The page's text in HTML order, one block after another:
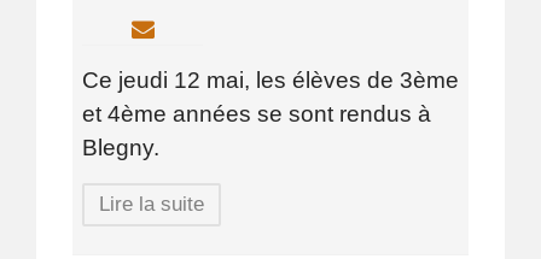
Ce jeudi 12 mai, les élèves de 3ème
et 4ème années se sont rendus à
Blegny.
Lire la suite